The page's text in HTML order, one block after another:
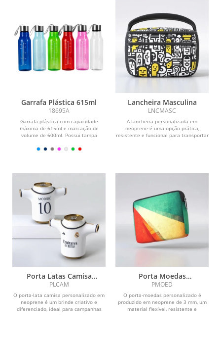
Garrafa Plástica 615ml
18695A
Garrafa plástica com capacidade
máxima de 615ml e marcação de
volume de 600ml. Possui tampa
Lancheira Masculina
LNCMASC
A lancheira personalizada em
neoprene é uma opção prática,
resistente e funcional para transportar
Porta Latas Camisa
Personalizado
PLCAM
O porta-lata camisa personalizado em
neoprene é um brinde criativo e
diferenciado, ideal para campanhas
Porta Moedas
Personalizado
PMOED
O porta-moedas personalizado é
produzido em neoprene de 3 mm, um
material flexível, resistente e